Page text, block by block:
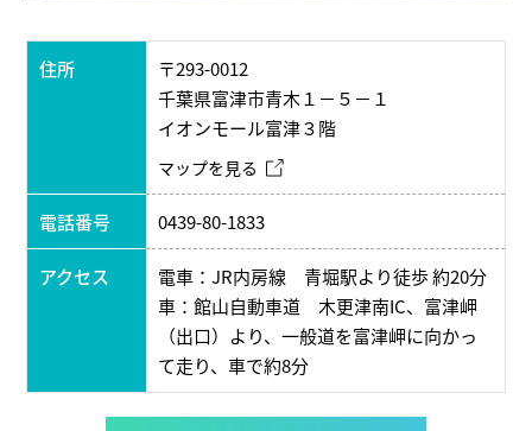
住所
〒293-0012
千葉県富津市青木１－５－１
イオンモール富津３階
マップを見る
電話番号 0439-80-1833
アクセス
電車：JR内房線 青堀駅より徒歩 約20分
車：館山自動車道 木更津南IC、富津岬
（出口）より、一般道を富津岬に向かっ
て走り、車で約8分